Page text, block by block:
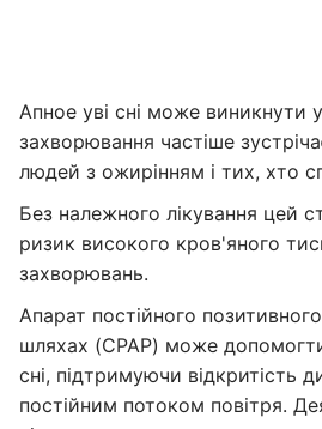
Апное уві сні може виникнути
захворювання частіше
людей з ожирінням і тих, хто
Без належного лікування цей
ризик високого кров'яного
захворювань.
Апарат постійного
шляхах (CPAP) може допомогти
сні, підтримуючи відкритість
постійним потоком повітря.